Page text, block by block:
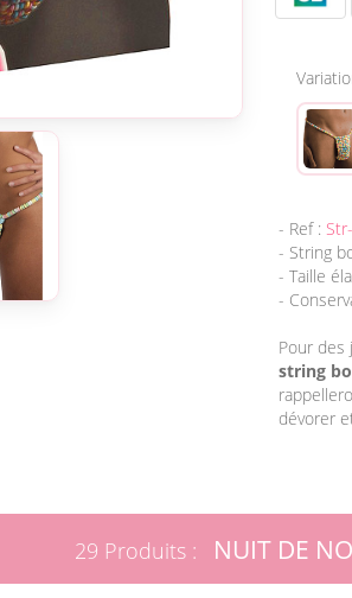
- Ref :
- String
- Taille
-
Pour
string
dévorer
29 Produits : NUIT DE